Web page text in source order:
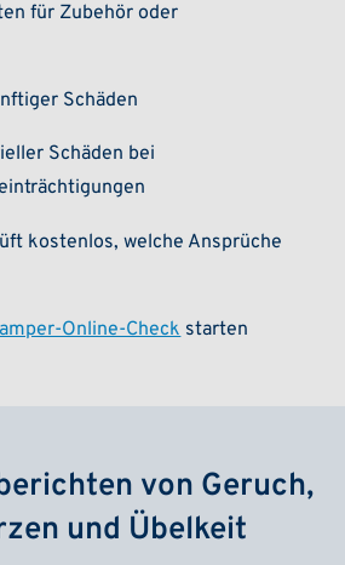
für Zubehör oder
Schäden
Schäden bei
kostenlos, welche Ansprüche
Online-Check starten
von Geruch,
und Übelkeit